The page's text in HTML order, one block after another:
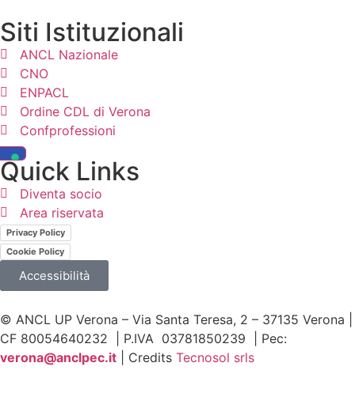
Siti Istituzionali
ANCL Nazionale
CNO
ENPACL
Ordine CDL di Verona
Confprofessioni
Quick Links
Diventa socio
Area riservata
Privacy Policy
Cookie Policy
Accessibilità
© ANCL UP Verona – Via Santa Teresa, 2 – 37135 Verona |
CF 80054640232 | P.IVA 03781850239 | Pec:
verona@anclpec.it | Credits Tecnosol srls